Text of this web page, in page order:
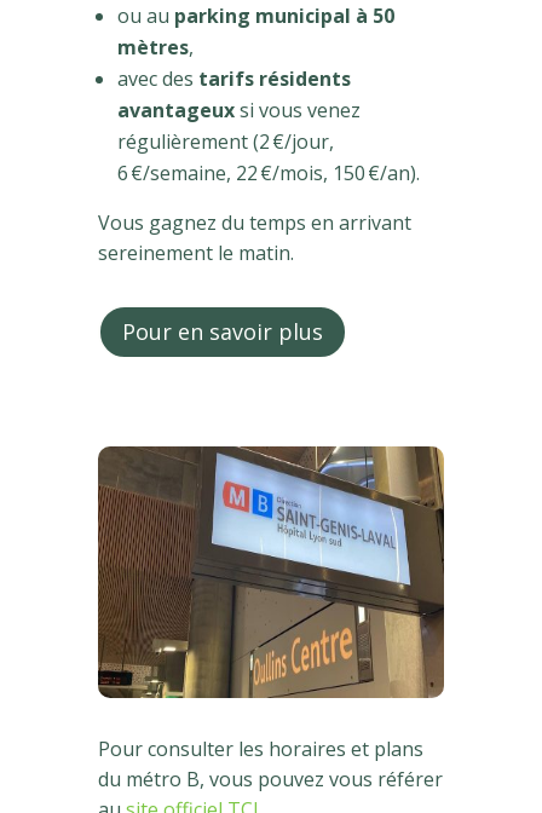
ou au parking municipal à 50
mètres,
avec des tarifs résidents
avantageuxsi vous venez
régulièrement (2 €/jour,
6 €/semaine, 22 €/mois, 150 €/an).
Vous gagnez du temps en arrivant
sereinement le matin.
Pour en savoir plus
Pour consulter les horaires et plans
du métro B, vous pouvez vous référer